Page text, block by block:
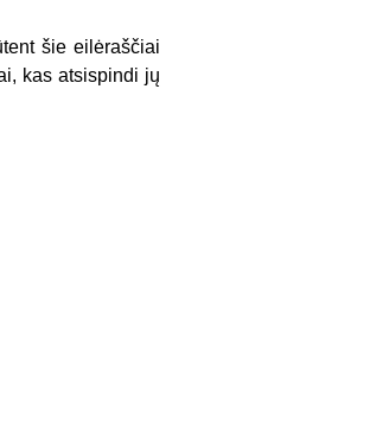
šie eilėraščiai
kas atsispindi jų